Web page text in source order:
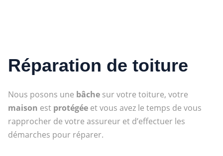
Réparation de toiture
Nous posons une bâchesur votre toiture, votre
maison est protégéeet vous avez le temps de vous
rapprocher de votre assureur et d’effectuer les
démarches pour réparer.